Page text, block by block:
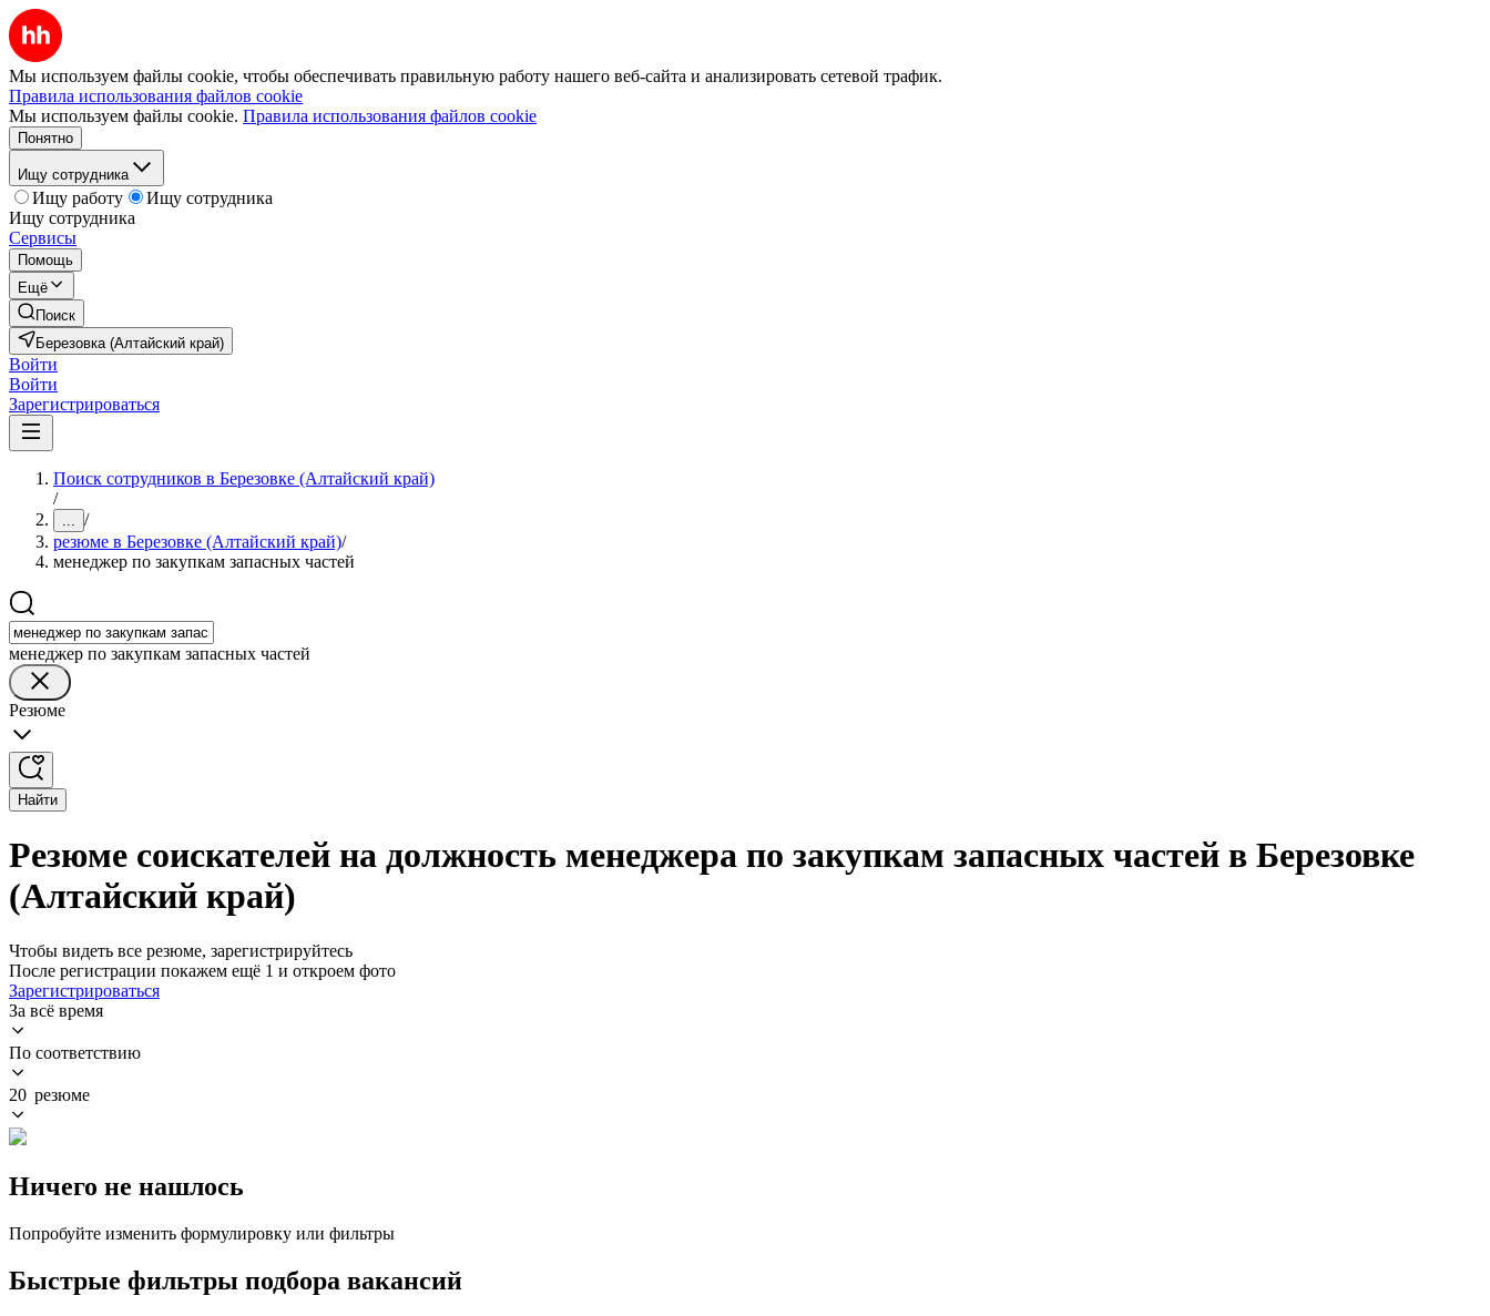
Мы используем файлы cookie, чтобы обеспечивать правильную работу нашего веб-сайта и анализировать сетевой трафик.
Правила использования файлов cookie
Мы используем файлы cookie. Правила использования файлов cookie
Понятно
Ищу сотрудника
Ищу работу
Ищу сотрудника
Ищу сотрудника
Сервисы
Помощь
Ещё
Поиск
Березовка (Алтайский край)
Войти
Войти
Зарегистрироваться
Поиск сотрудников в Березовке (Алтайский край)
/
... /
резюме в Березовке (Алтайский край)/
менеджер по закупкам запасных частей
менеджер по закупкам запасных частей
Резюме
Найти
Резюме соискателей на должность менеджера по закупкам запасных частей в Березовке
(Алтайский край)
Чтобы видеть все резюме, зарегистрируйтесь
После регистрации покажем ещё 1 и откроем фото
Зарегистрироваться
За всё время
По соответствию
20 резюме
Ничего не нашлось
Попробуйте изменить формулировку или фильтры
Быстрые фильтры подбора вакансий